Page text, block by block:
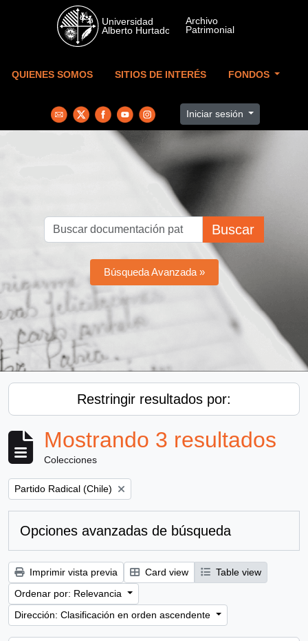
Skip to main content
QUIENES SOMOS SITIOS DE INTERÉS FONDOS
Iniciar sesión
Buscar
Búsqueda Avanzada »
Restringir resultados por:
Mostrando 3 resultados
Colecciones
Remove filter:
Partido Radical (Chile)
Opciones avanzadas de búsqueda
Imprimir vista previa Card view
Table view
Ordenar por: Relevancia
Dirección: Clasificación en orden ascendente